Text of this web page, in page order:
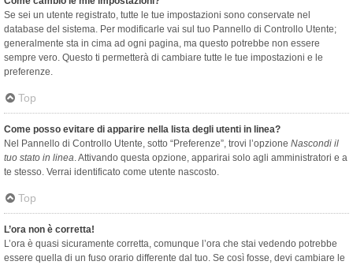
Se sei un utente registrato, tutte le tue impostazioni sono conservate nel
database del sistema. Per modificarle vai sul tuo Pannello di Controllo Utente;
generalmente sta in cima ad ogni pagina, ma questo potrebbe non essere
sempre vero. Questo ti permetterà di cambiare tutte le tue impostazioni e le
preferenze.
Top
Come posso evitare di apparire nella lista degli utenti in linea?
Nel Pannello di Controllo Utente, sotto “Preferenze”, trovi l’opzione Nascondi il
tuo stato in linea. Attivando questa opzione, apparirai solo agli amministratori e a
te stesso. Verrai identificato come utente nascosto.
Top
L’ora non è corretta!
L’ora è quasi sicuramente corretta, comunque l’ora che stai vedendo potrebbe
essere quella di un fuso orario differente dal tuo. Se così fosse, devi cambiare le